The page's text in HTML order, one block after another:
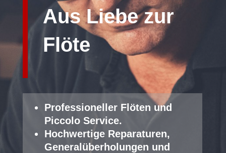
Aus Liebe zur
Flöte
Professioneller Fl öten und
Piccolo Service.
Hochwertige Reparaturen,
Generalüberholungen und